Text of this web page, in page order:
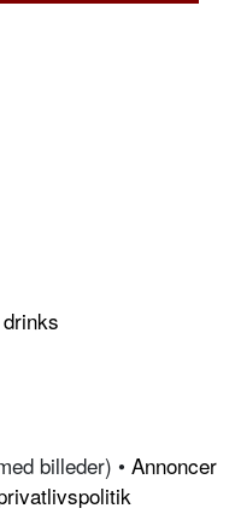
billeder) • Annoncer